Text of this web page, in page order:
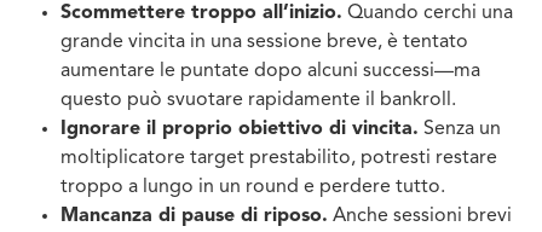
Scommettere troppo all’inizio. Quando cerchi una
grande vincita in una sessione breve, è tentato
aumentare le puntate dopo alcuni successi—ma
questo può svuotare rapidamente il bankroll.
Ignorare il proprio obiettivo di vincita. Senza un
moltiplicatore target prestabilito, potresti restare
troppo a lungo in un round e perdere tutto.
Mancanza di pause di riposo. Anche sessioni brevi